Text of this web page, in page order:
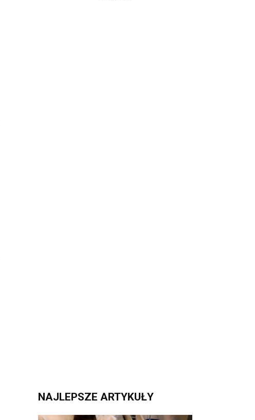
NAJLEPSZE ARTYKUŁY